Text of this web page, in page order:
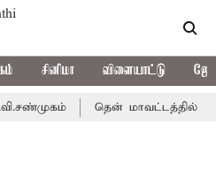
சினிமா விளையாட்டு
தென் மாவட்டத்தில்